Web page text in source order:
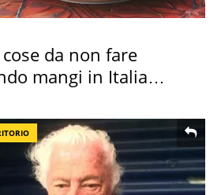
cose da non fare
mangi in Italia